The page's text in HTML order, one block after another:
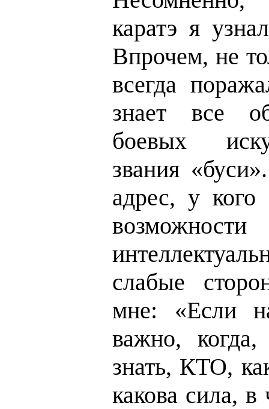
каратэ я
Впрочем, не
всегда
знает все
боевых
звания
адрес, у кого
слабые
мне: «Если
важно,
знать, КТО,
какова сила,